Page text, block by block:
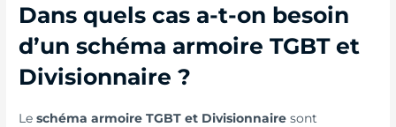
Dans quels cas a-t-on besoin
d’un schéma armoire TGBT et
Divisionnaire ?
Leschéma armoire TGBT et Divisionnaire sont